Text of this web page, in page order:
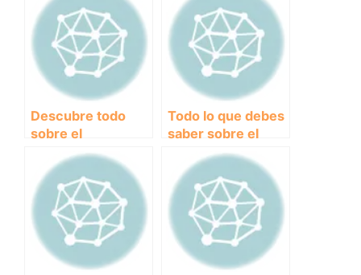
Descubre todo
sobre el
majestuoso Dogo
Alemán: historia,
características y
cuidados
Todo lo que debes
saber sobre el
imponente Mastín:
Características,
cuidados y
curiosidades